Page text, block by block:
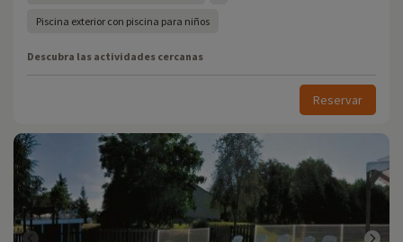
Piscina exterior con piscina para niños
Descubra las actividades cercanas
Reservar